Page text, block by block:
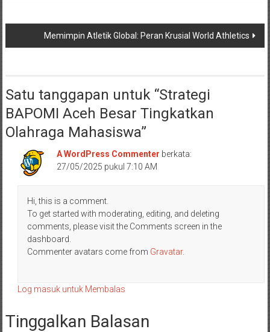
NavigasiMemimpin Atletik Global: Peran Krusial World Athletics
Satu tanggapan untuk “Strategi
BAPOMI Aceh Besar Tingkatkan
Olahraga Mahasiswa”
A WordPress Commenter berkata:
27/05/2025 pukul 7:10 AM
Hi, this is a comment.
To get started with moderating, editing, and deleting
comments, please visit the Comments screen in the
dashboard.
Commenter avatars come from Gravatar.
Log masuk untuk Membalas
Tinggalkan Balasan